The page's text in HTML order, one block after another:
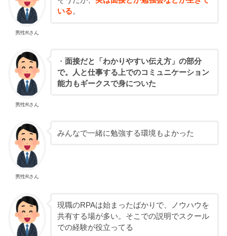
男性Rさん
いる。
男性Rさん
・ 面接だと「わかりやすい伝え方」の部分
で。人と仕事する上でのコミュニケーション
能力もギークスで身についた
男性Rさん
みんなで一緒に勉強する環境もよかった
現職のRPAは始まったばかりで、ノウハウを
共有する場が多い。そこでの説明でスクール
での経験が役立ってる